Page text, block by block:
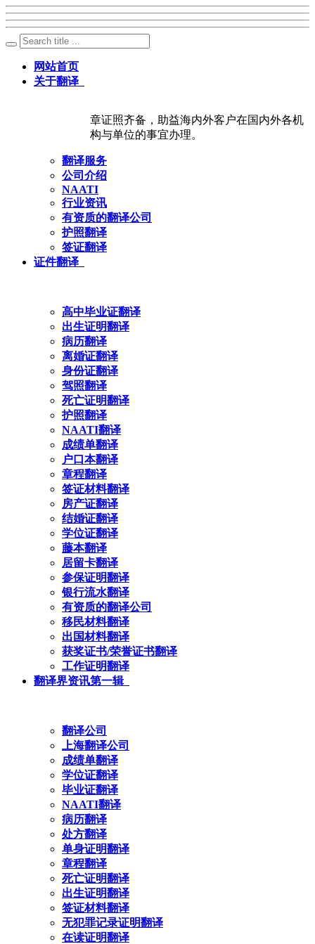
网站首页
关于翻译
章证照齐备，助益海内外客户在国内外各机
构与单位的事宜办理。
翻译服务
公司介绍
NAATI
行业资讯
有资质的翻译公司
护照翻译
签证翻译
证件翻译
高中毕业证翻译
出生证明翻译
病历翻译
离婚证翻译
身份证翻译
驾照翻译
死亡证明翻译
护照翻译
NAATI翻译
成绩单翻译
户口本翻译
章程翻译
签证材料翻译
房产证翻译
结婚证翻译
学位证翻译
藤本翻译
居留卡翻译
参保证明翻译
银行流水翻译
有资质的翻译公司
移民材料翻译
出国材料翻译
获奖证书/荣誉证书翻译
工作证明翻译
翻译界资讯第一辑
翻译公司
上海翻译公司
成绩单翻译
学位证翻译
毕业证翻译
NAATI翻译
病历翻译
处方翻译
单身证明翻译
章程翻译
死亡证明翻译
出生证明翻译
签证材料翻译
无犯罪记录证明翻译
在读证明翻译